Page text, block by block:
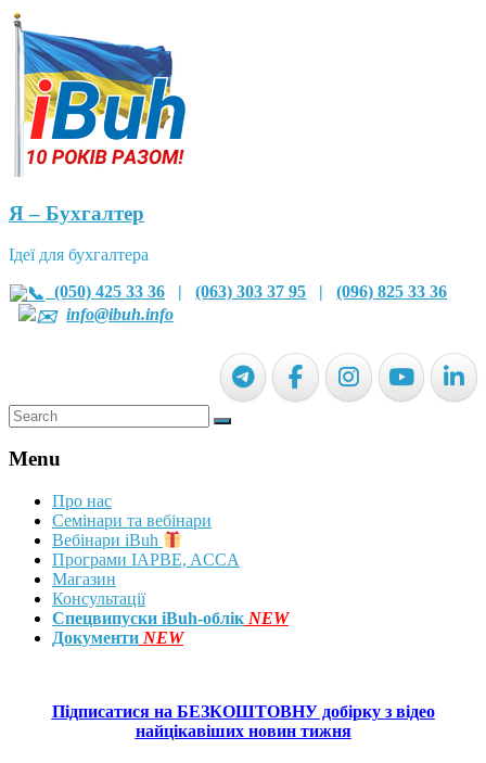
Я – Бухгалтер
Ідеї для бухгалтера
(050) 425 33 36 |(063) 303 37 95 |(096) 825 33 36
info@ibuh.info
Menu
Про нас
Семінари та вебінари
Вебінари iBuh
Програми IAPBE, ACCA
Магазин
Консультації
Спецвипуски iBuh-облік NEW
Документи NEW
Підписатися на БЕЗКОШТОВНУ добірку з відео
найцікавіших новин тижня